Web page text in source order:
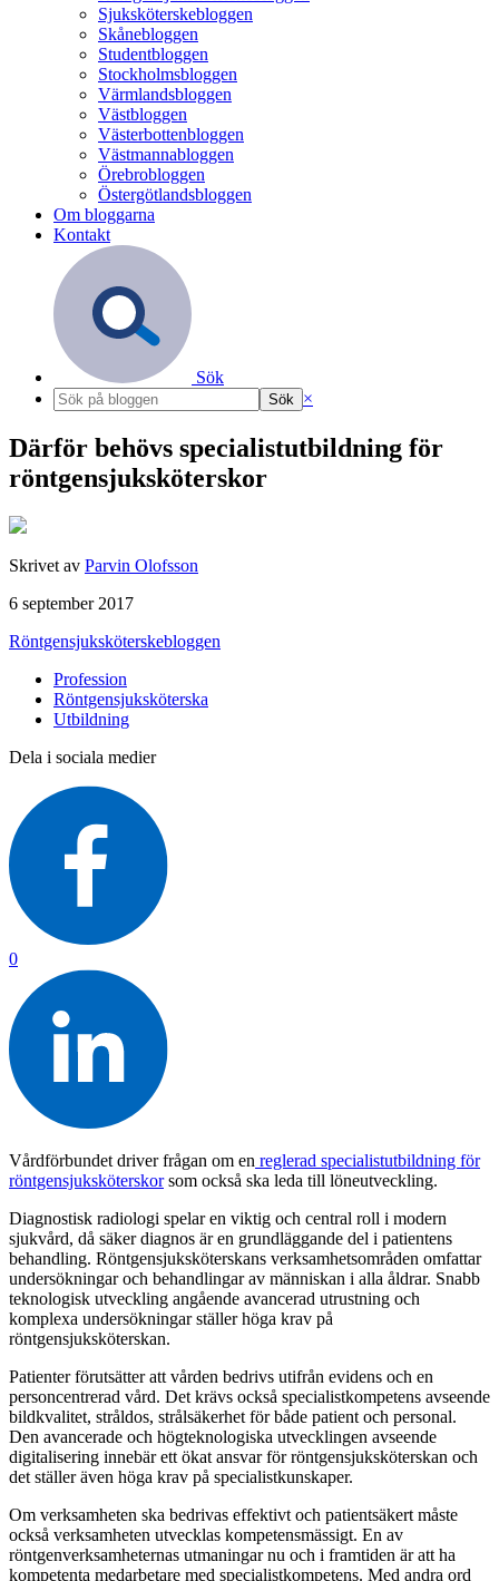
Sjuksköterskebloggen
Skånebloggen
Studentbloggen
Stockholmsbloggen
Värmlandsbloggen
Västbloggen
Västerbottenbloggen
Västmannabloggen
Örebrobloggen
Östergötlandsbloggen
Om bloggarna
Kontakt
Sök
×
Därför behövs specialistutbildning för
röntgensjuksköterskor
Skrivet av Parvin Olofsson
6 september 2017
Röntgensjuksköterskebloggen
Profession
Röntgensjuksköterska
Utbildning
Dela i sociala medier
0
Vårdförbundet driver frågan om en reglerad specialistutbildning för
röntgensjuksköterskorsom också ska leda till löneutveckling.
Diagnostisk radiologi spelar en viktig och central roll i modern
sjukvård, då säker diagnos är en grundläggande del i patientens
behandling. Röntgensjuksköterskans verksamhetsområden omfattar
undersökningar och behandlingar av människan i alla åldrar. Snabb
teknologisk utveckling angående avancerad utrustning och
komplexa undersökningar ställer höga krav på
röntgensjuksköterskan.
Patienter förutsätter att vården bedrivs utifrån evidens och en
personcentrerad vård. Det krävs också specialistkompetens avseende
bildkvalitet, stråldos, strålsäkerhet för både patient och personal.
Den avancerade och högteknologiska utvecklingen avseende
digitalisering innebär ett ökat ansvar för röntgensjuksköterskan och
det ställer även höga krav på specialistkunskaper.
Om verksamheten ska bedrivas effektivt och patientsäkert måste
också verksamheten utvecklas kompetensmässigt. En av
röntgenverksamheternas utmaningar nu och i framtiden är att ha
kompetenta medarbetare med specialistkompetens. Med andra ord